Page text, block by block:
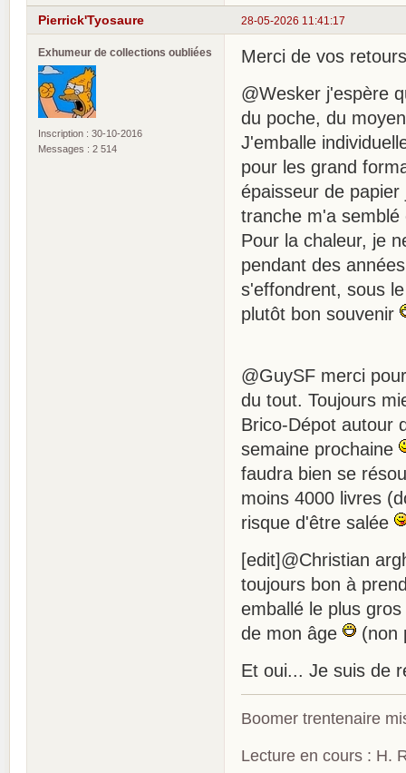
28-05-2026 11:41:17
Pierrick'Tyosaure
Exhumeur de collections oubliées
Inscription : 30-10-2016
Messages : 2 514
Merci de vos
@Wesker j'espère
du poche, du
J'emballe
pour les grand
épaisseur de
tranche m'a
Pour la chaleur, je
pendant des
s'effondrent, sous
plutôt bon souvenir
@GuySF merci
du tout. Toujours
Brico-Dépot autour
semaine prochaine
faudra bien se
moins 4000 livres
risque d'être salée
[edit]@Christian
toujours bon à
emballé le plus
de mon âge
(non
Et oui... Je suis de
Boomer trentenaire
Lecture en cours : H.